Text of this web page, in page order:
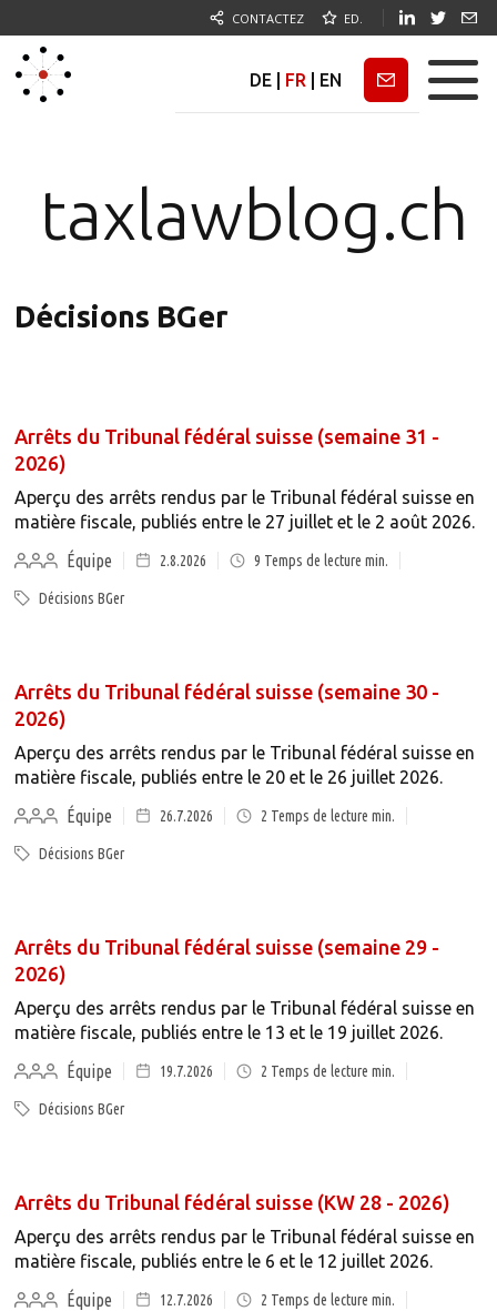
CONTACTEZ ED.
DE FR EN Newsletter
taxlawblog.ch
Décisions BGer
Arrêts du Tribunal fédéral suisse (semaine 31 -
2026)
Aperçu des arrêts rendus par le Tribunal fédéral suisse en
matière fiscale, publiés entre le 27 juillet et le 2 août 2026.
Équipe
2.8.2026 9 Temps de lecture min.
Décisions BGer
Arrêts du Tribunal fédéral suisse (semaine 30 -
2026)
Aperçu des arrêts rendus par le Tribunal fédéral suisse en
matière fiscale, publiés entre le 20 et le 26 juillet 2026.
Équipe
26.7.2026 2 Temps de lecture min.
Décisions BGer
Arrêts du Tribunal fédéral suisse (semaine 29 -
2026)
Aperçu des arrêts rendus par le Tribunal fédéral suisse en
matière fiscale, publiés entre le 13 et le 19 juillet 2026.
Équipe
19.7.2026 2 Temps de lecture min.
Décisions BGer
Arrêts du Tribunal fédéral suisse (KW 28 - 2026)
Aperçu des arrêts rendus par le Tribunal fédéral suisse en
matière fiscale, publiés entre le 6 et le 12 juillet 2026.
Équipe
12.7.2026 2 Temps de lecture min.